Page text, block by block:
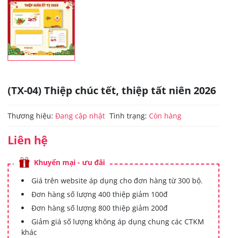
(TX-04) Thiệp chúc tết, thiệp tất niên 2026
Thương hiệu: Đang cập nhật Tình trạng: Còn hàng
Liên hệ
Khuyến mại - ưu đãi
Giá trên website áp dụng cho đơn hàng từ 300 bộ.
Đơn hàng số lượng 400 thiệp giảm 100đ
Đơn hàng số lượng 800 thiệp giảm 200đ
Giảm giá số lượng không áp dụng chung các CTKM
khác